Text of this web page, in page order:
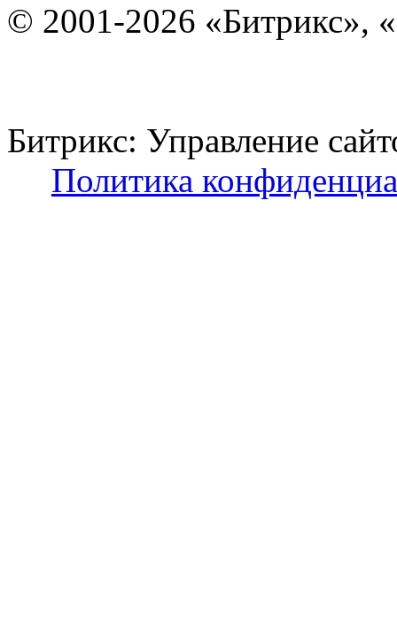
© 2001-2026 «Битрикс»,
Битрикс: Управление
Политика